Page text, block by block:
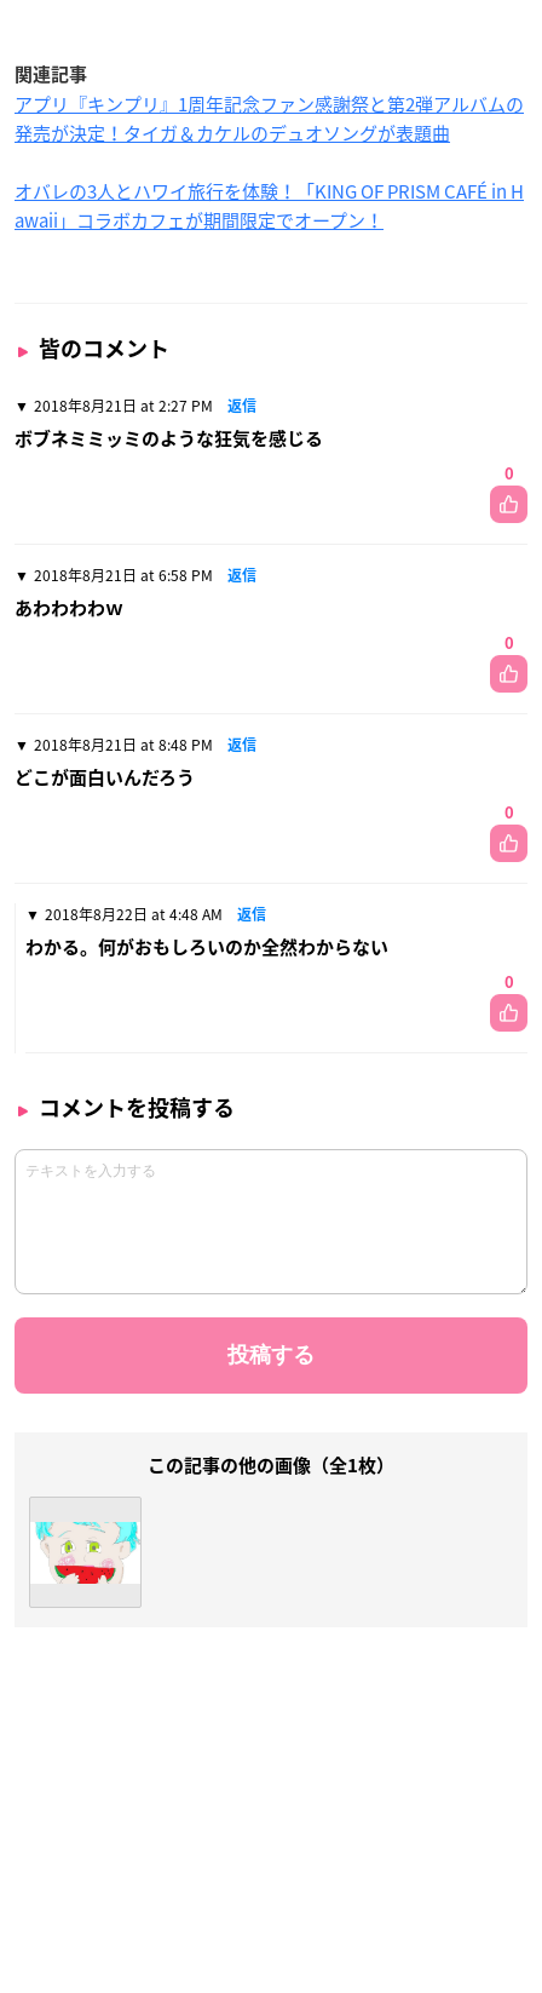
関連記事
アプリ『キンプリ』1周年記念ファン感謝祭と第2弾アルバムの
発売が決定！タイガ＆カケルのデュオソングが表題曲
オバレの3人とハワイ旅行を体験！「KING OF PRISM CAFÉ in H
awaii」コラボカフェが期間限定でオープン！
皆のコメント
2018年8月21日 at 2:27 PM 返信
ボブネミミッミのような狂気を感じる
0
2018年8月21日 at 6:58 PM 返信
あわわわわｗ
0
2018年8月21日 at 8:48 PM 返信
どこが面白いんだろう
0
2018年8月22日 at 4:48 AM 返信
わかる。何がおもしろいのか全然わからない
0
コメントを投稿する
この記事の他の画像（全1枚）